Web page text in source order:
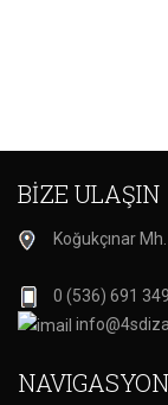
BİZE ULAŞIN
Koğukçınar
0 (536) 691
NAVIGASYON